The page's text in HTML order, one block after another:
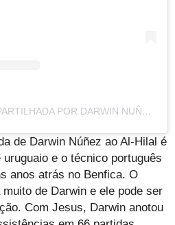
UMA PUBLICAÇÃO COMPARTILHADA POR DARWIN NUÑEZ RIBEIRO (@DARWIN_N9)
de Darwin Núñez ao Al-Hilal é
e o técnico português
anos atrás no Benfica. O
de Darwin e ele pode ser
Com Jesus, Darwin anotou